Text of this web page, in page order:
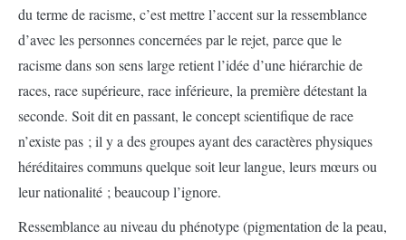
du terme de racisme, c’est mettre l’accent sur la ressemblance
d’avec les personnes concernées par le rejet, parce que le
racisme dans son sens large retient l’idée d’une hiérarchie de
races, race supérieure, race inférieure, la première détestant la
seconde. Soit dit en passant, le concept scientifique de race
n’existe pas ; il y a des groupes ayant des caractères physiques
héréditaires communs quelque soit leur langue, leurs mœurs ou
leur nationalité ; beaucoup l’ignore.
Ressemblance au niveau du phénotype (pigmentation de la peau,